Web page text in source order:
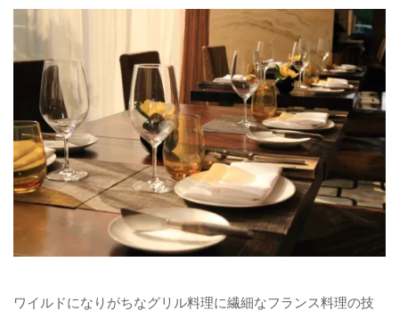
ワイルドになりがちなグリル料理に繊細なフランス料理の技